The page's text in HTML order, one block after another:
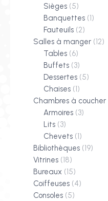
Sièges (5)
Banquettes (1)
Fauteuils (2)
Salles à manger (12)
Tables (6)
Buffets (3)
Dessertes (5)
Chaises (1)
Chambres à coucher
Armoires (3)
Lits (3)
Chevets (1)
Bibliothèques (19)
Vitrines (18)
Bureaux (15)
Coiffeuses (4)
Consoles (5)